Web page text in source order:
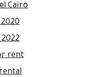
Cairo
rent